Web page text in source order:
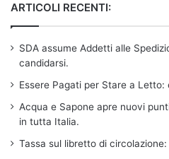
ARTICOLI RECENTI:
SDA assume Addetti alle
candidarsi.
Essere Pagati per Stare a Letto:
Acqua e Sapone apre nuovi
in tutta Italia.
Tassa sul libretto di